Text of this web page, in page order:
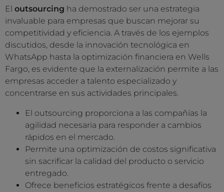
El outsourcing ha demostrado ser una estrategia
invaluable para empresas que buscan mejorar su
competitividad y eficiencia. A través de los ejemplos
discutidos, desde la innovación tecnológica en
WhatsApp hasta la optimización financiera en Wells
Fargo, es evidente que la externalización permite a las
empresas acceder a talento especializado y
concentrarse en sus actividades principales.
El outsourcing proporciona a las compañías la
agilidad necesaria para responder a cambios
rápidos en el mercado.
Permite una optimización de costos significativa
sin sacrificar la calidad del producto o servicio
entregado.
Ofrece beneficios estratégicos frente a desafíos